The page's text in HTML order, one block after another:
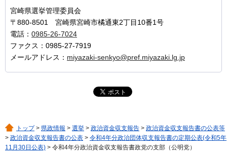
宮崎県選挙管理委員会
〒880-8501 宮崎県宮崎市橘通東2丁目10番1号
電話： 0985-26-7024
ファクス：0985-27-7919
メールアドレス： miyazaki-senkyo@pref.miyazaki.lg.jp
トップ> 県政情報 > 選挙 > 政治資金収支報告 > 政治資金収支報告書の公表等
> 政治資金収支報告書の公表 > 令和4年分政治団体収支報告書の定期公表(令和5年
11月30日公表) > 令和4年分政治資金収支報告書政党の支部（公明党）